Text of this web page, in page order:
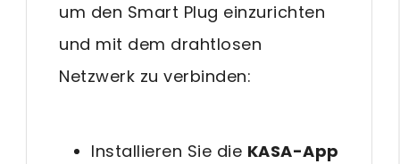
um den Smart Plug einzurichten
und mit dem drahtlosen
Netzwerk zu verbinden:
Installieren Sie die KASA-App